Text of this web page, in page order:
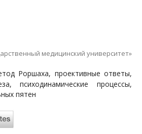
медицинский университет»
Роршаха, проективные ответы,
психодинамические процессы,
пятен